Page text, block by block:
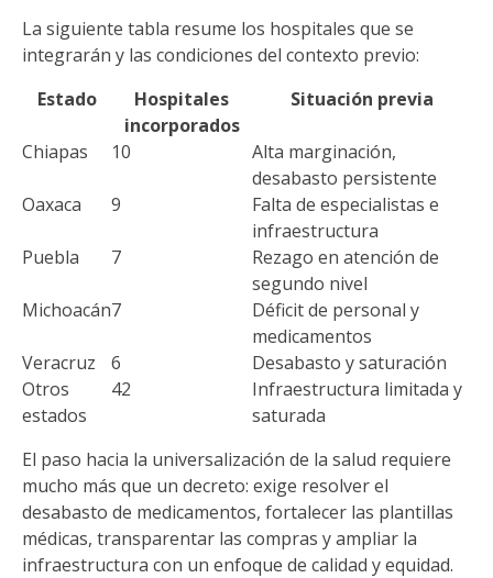
La siguiente tabla resume los hospitales que se
integrarán y las condiciones del contexto previo:
Estado
Hospitales
incorporados
Situación previa
Chiapas 10
Alta marginación,
desabasto persistente
Oaxaca
9
Falta de especialistas e
infraestructura
Puebla
7
Rezago en atención de
segundo nivel
Michoacán7
Déficit de personal y
medicamentos
Veracruz
6
Desabasto y saturación
Otros
estados
42
Infraestructura limitada y
saturada
El paso hacia la universalización de la salud requiere
mucho más que un decreto: exige resolver el
desabasto de medicamentos, fortalecer las plantillas
médicas, transparentar las compras y ampliar la
infraestructura con un enfoque de calidad y equidad.